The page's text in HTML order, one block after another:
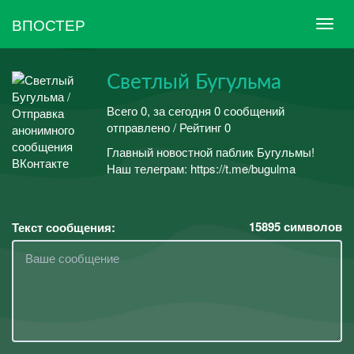
ВПОСТЕР
Светлый Бугульма
Всего 0, за сегодня 0 сообщений
отправлено / Рейтинг 0
Главный новостной паблик Бугульмы!
Наш телеграм: https://t.me/bugulma
Текст сообщения: 15895символов